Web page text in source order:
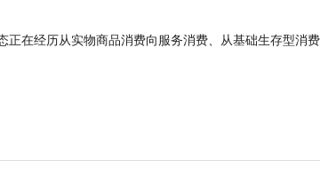
在经历从实物商品消费向服务消费、从基础生存型消